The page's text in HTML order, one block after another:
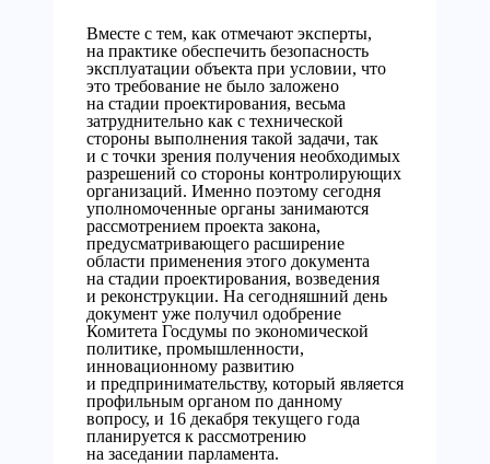
Вместе с тем, как отмечают эксперты,
на практике обеспечить безопасность
эксплуатации объекта при условии, что
это требование не было заложено
на стадии проектирования, весьма
затруднительно как с технической
стороны выполнения такой задачи, так
и с точки зрения получения необходимых
разрешений со стороны контролирующих
организаций. Именно поэтому сегодня
уполномоченные органы занимаются
рассмотрением проекта закона,
предусматривающего расширение
области применения этого документа
на стадии проектирования, возведения
и реконструкции. На сегодняшний день
документ уже получил одобрение
Комитета Госдумы по экономической
политике, промышленности,
инновационному развитию
и предпринимательству, который является
профильным органом по данному
вопросу, и 16 декабря текущего года
планируется к рассмотрению
на заседании парламента.